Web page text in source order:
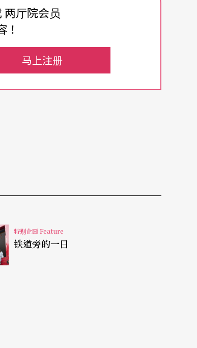
件，如奖状、月历、农具、工作服及
的真实记忆加上复音的自由吟唱，交
剩下破陋的才轮到自己的四个女儿取
叫番仔，可是我不会自卑，可能在教
淑娟的起居空间、休闲空间大部分都
要到，晚上要领经，假日没放假，道
家里做弥撒，也常带我去。」她说。
两厅院会员
！
马上注册
特别企画 Feature
铁道旁的一日